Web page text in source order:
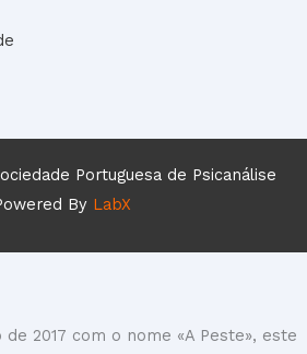
Portuguesa de Psicanálise
By LabX
de 2017 com o nome «A Peste», este